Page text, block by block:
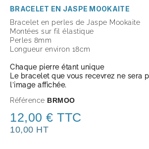
BRACELET EN JASPE MOOKAITE
Bracelet en perles de Jaspe Mookaite
Montées sur fil élastique
Perles 8mm
Longueur environ 18cm
Chaque pierre étant unique
Le bracelet que vous recevrez ne sera
l'image affichée.
Référence BRMOO
12,00 € TTC
10,00 HT